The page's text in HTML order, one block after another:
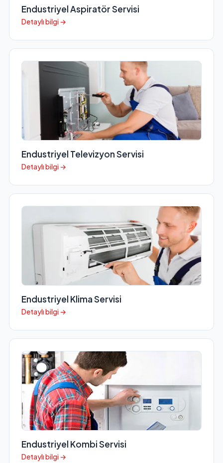
Endustriyel Aspiratör Servisi
Detaylı bilgi →
Endustriyel Televizyon Servisi
Detaylı bilgi →
Endustriyel Klima Servisi
Detaylı bilgi →
Endustriyel Kombi Servisi
Detaylı bilgi →